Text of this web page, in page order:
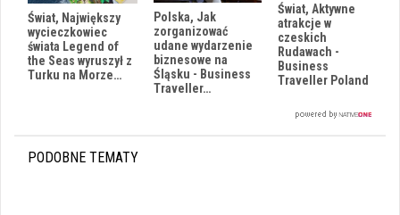
Świat, Największy
wycieczkowiec
świata Legend of
the Seas wyruszył z
Turku na Morze…
Polska, Jak
zorganizować
udane wydarzenie
biznesowe na
Śląsku - Business
Traveller…
Świat, Aktywne
atrakcje w
czeskich
Rudawach -
Business
Traveller Poland
PODOBNE TEMATY